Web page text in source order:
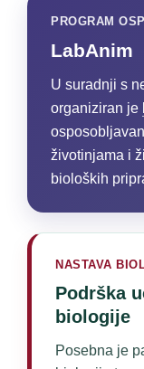
PROGRAM
LabAnim
U suradnji s
organiziran je
životinjama i
bioloških
NASTAVA
Podrška
biologije
Posebna je